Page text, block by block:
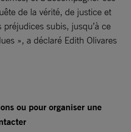
de la vérité, de justice et
subis, jusqu’à ce
», a déclaré Edith Olivares
ou pour organiser une